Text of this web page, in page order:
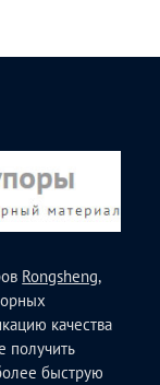
Rongsheng,
качества
получить
быструю